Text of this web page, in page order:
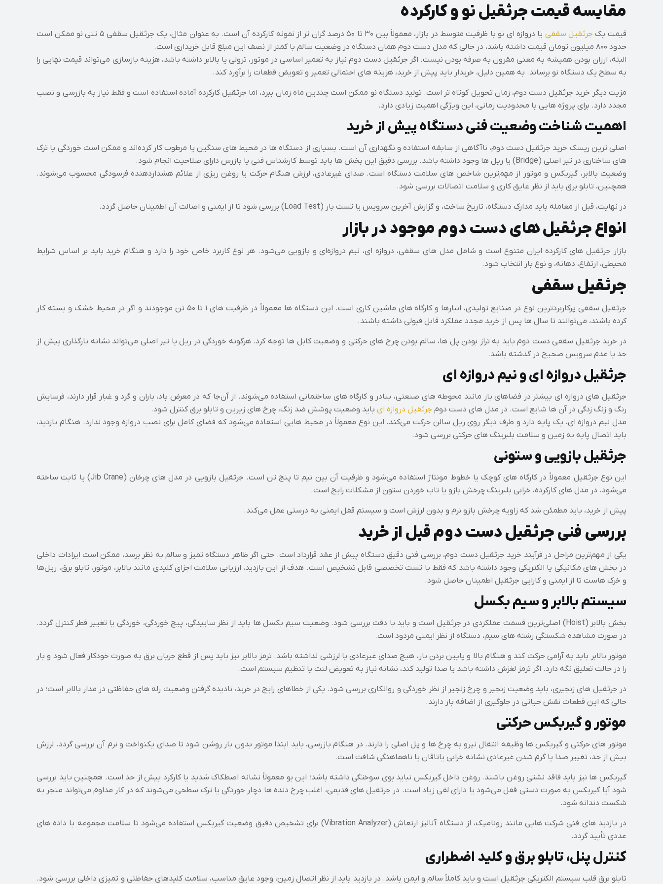
مقایسه قیمت جرثقیل نو و کارکرده
قیمت یکجرثقیل سقفی
یا دروازه‌ ای نو با ظرفیت متوسط در بازار، معمولاً بین ۳۰ تا ۵۰ درصد گران‌ تر از نمونه‌ کارکرده‌ آن است. به‌ عنوان مثال، یک جرثقیل سقفی ۵ تنی نو ممکن است
حدود ۸۰۰ میلیون تومان قیمت داشته باشد، در حالی‌ که مدل دست دوم همان دستگاه در وضعیت سالم با کمتر از نصف این مبلغ قابل خریداری است.
البته، ارزان بودن همیشه به معنی مقرون‌ به‌ صرفه بودن نیست. اگر جرثقیل دست دوم نیاز به تعمیر اساسی در موتور، ترولی یا بالابر داشته باشد، هزینه بازسازی می‌تواند قیمت نهایی را
به سطح یک دستگاه نو برساند. به همین دلیل، خریدار باید پیش از خرید، هزینه‌ های احتمالی تعمیر و تعویض قطعات را برآورد کند.
مزیت دیگر خرید جرثقیل دست دوم، زمان تحویل کوتاه‌ تر است. تولید دستگاه نو ممکن است چندین ماه زمان ببرد، اما جرثقیل کارکرده آماده استفاده است و فقط نیاز به بازرسی و نصب
مجدد دارد. برای پروژه‌ هایی با محدودیت زمانی، این ویژگی اهمیت زیادی دارد.
اهمیت شناخت وضعیت فنی دستگاه پیش از خرید
اصلی‌ ترین ریسک خرید جرثقیل دست دوم، ناآگاهی از سابقه استفاده و نگهداری آن است. بسیاری از دستگاه‌ ها در محیط‌ های سنگین یا مرطوب کار کرده‌اند و ممکن است خوردگی یا ترک‌
های ساختاری در تیر اصلی (Bridge) یا ریل‌ ها وجود داشته باشد. بررسی دقیق این بخش‌ ها باید توسط کارشناس فنی یا بازرس دارای صلاحیت انجام شود.
وضعیت بالابر، گیربکس و موتور از مهم‌ترین شاخص‌ های سلامت دستگاه است. صدای غیرعادی، لرزش هنگام حرکت یا روغن‌ ریزی از علائم هشداردهنده فرسودگی محسوب می‌شوند.
همچنین، تابلو برق باید از نظر عایق‌ کاری و سلامت اتصالات بررسی شود.
در نهایت، قبل از معامله باید مدارک دستگاه، تاریخ ساخت، و گزارش آخرین سرویس یا تست بار (Load Test) بررسی شود تا از ایمنی و اصالت آن اطمینان حاصل گردد.
انواع جرثقیل‌ های دست دوم موجود در بازار
بازار جرثقیل‌ های کارکرده ایران متنوع است و شامل مدل‌ های سقفی، دروازه‌ ای، نیم‌ دروازه‌ای و بازویی می‌شود. هر نوع کاربرد خاص خود را دارد و هنگام خرید باید بر اساس شرایط
محیطی، ارتفاع، دهانه، و نوع بار انتخاب شود.
جرثقیل سقفی
جرثقیل سقفی پرکاربردترین نوع در صنایع تولیدی، انبارها و کارگاه‌ های ماشین‌ کاری است. این دستگاه‌ ها معمولاً در ظرفیت‌ های ۱ تا ۵۰ تن موجودند و اگر در محیط خشک و بسته کار
کرده باشند، می‌توانند تا سال‌ ها پس از خرید مجدد عملکرد قابل قبولی داشته باشند.
در خرید جرثقیل سقفی دست دوم باید به تراز بودن پل‌ ها، سالم بودن چرخ‌ های حرکتی و وضعیت کابل‌ ها توجه کرد. هرگونه خوردگی در ریل یا تیر اصلی می‌تواند نشانه‌ بارگذاری بیش از
حد یا عدم سرویس صحیح در گذشته باشد.
جرثقیل دروازه‌ ای و نیم‌ دروازه‌ ای
جرثقیل‌ های دروازه‌ ای بیشتر در فضاهای باز مانند محوطه‌ های صنعتی، بنادر و کارگاه‌ های ساختمانی استفاده می‌شوند. از آن‌جا که در معرض باد، باران و گرد و غبار قرار دارند، فرسایش
رنگ و زنگ‌ زدگی در آن‌ ها شایع است. در مدل‌ های دست دوم جرثقیل دروازه ای باید وضعیت پوشش ضد زنگ، چرخ‌ های زیرین و تابلو برق کنترل شود.
مدل نیم‌ دروازه‌ ای، یک پایه دارد و طرف دیگر روی ریل سالن حرکت می‌کند. این نوع معمولاً در محیط‌ هایی استفاده می‌شود که فضای کامل برای نصب دروازه وجود ندارد. هنگام بازدید،
باید اتصال پایه به زمین و سلامت بلبرینگ‌ های حرکتی بررسی شود.
جرثقیل بازویی و ستونی
این نوع جرثقیل معمولاً در کارگاه‌ های کوچک یا خطوط مونتاژ استفاده می‌شود و ظرفیت آن بین نیم تا پنج تن است. جرثقیل بازویی در مدل‌ های چرخان (Jib Crane) یا ثابت ساخته
می‌شود. در مدل‌ های کارکرده، خرابی بلبرینگ چرخش بازو یا تاب خوردن ستون از مشکلات رایج است.
پیش از خرید، باید مطمئن شد که زاویه چرخش بازو نرم و بدون لرزش است و سیستم قفل ایمنی به‌ درستی عمل می‌کند.
بررسی فنی جرثقیل دست دوم قبل از خرید
یکی از مهم‌ترین مراحل در فرآیند خرید جرثقیل دست دوم، بررسی فنی دقیق دستگاه پیش از عقد قرارداد است. حتی اگر ظاهر دستگاه تمیز و سالم به نظر برسد، ممکن است ایرادات داخلی
در بخش‌ های مکانیکی یا الکتریکی وجود داشته باشد که فقط با تست تخصصی قابل تشخیص است. هدف از این بازدید، ارزیابی سلامت اجزای کلیدی مانند بالابر، موتور، تابلو برق، ریل‌ها
و خرک‌ هاست تا از ایمنی و کارایی جرثقیل اطمینان حاصل شود.
سیستم بالابر و سیم‌ بکسل
بخش بالابر (Hoist) اصلی‌ترین قسمت عملکردی در جرثقیل است و باید با دقت بررسی شود. وضعیت سیم‌ بکسل‌ ها باید از نظر ساییدگی، پیچ‌ خوردگی، خوردگی یا تغییر قطر کنترل گردد.
در صورت مشاهده شکستگی رشته‌ های سیم، دستگاه از نظر ایمنی مردود است.
موتور بالابر باید به‌ آرامی حرکت کند و هنگام بالا و پایین بردن بار، هیچ صدای غیرعادی یا لرزشی نداشته باشد. ترمز بالابر نیز باید پس از قطع جریان برق به‌ صورت خودکار فعال شود و بار
را در حالت تعلیق نگه دارد. اگر ترمز لغزش داشته باشد یا صدا تولید کند، نشانه‌ نیاز به تعویض لنت یا تنظیم سیستم است.
در جرثقیل‌ های زنجیری، باید وضعیت زنجیر و چرخ‌ زنجیر از نظر خوردگی و روانکاری بررسی شود. یکی از خطاهای رایج در خرید، نادیده گرفتن وضعیت رله‌ های حفاظتی در مدار بالابر است؛ در
حالی‌ که این قطعات نقش حیاتی در جلوگیری از اضافه بار دارند.
موتور و گیربکس حرکتی
موتور های حرکتی و گیربکس‌ ها وظیفه انتقال نیرو به چرخ‌ ها و پل اصلی را دارند. در هنگام بازرسی، باید ابتدا موتور بدون بار روشن شود تا صدای یکنواخت و نرم آن بررسی گردد. لرزش
بیش از حد، تغییر صدا یا گرم شدن غیرعادی نشانه خرابی یاتاقان یا ناهماهنگی شافت است.
گیربکس‌ ها نیز باید فاقد نشتی روغن باشند. روغن داخل گیربکس نباید بوی سوختگی داشته باشد؛ این بو معمولاً نشانه اصطکاک شدید یا کارکرد بیش از حد است. همچنین باید بررسی
شود آیا گیربکس به‌ صورت دستی قفل می‌شود یا دارای لقی زیاد است. در جرثقیل‌ های قدیمی، اغلب چرخ‌ دنده‌ ها دچار خوردگی یا ترک سطحی می‌شوند که در کار مداوم می‌تواند منجر به
شکست دندانه شود.
در بازدید های فنی شرکت‌ هایی مانند رونامیک، از دستگاه آنالیز ارتعاش (Vibration Analyzer) برای تشخیص دقیق وضعیت گیربکس استفاده می‌شود تا سلامت مجموعه با داده‌ های
عددی تأیید گردد.
کنترل پنل، تابلو برق و کلید اضطراری
تابلو برق قلب سیستم الکتریکی جرثقیل است و باید کاملاً سالم و ایمن باشد. در بازدید باید از نظر اتصال زمین، وجود عایق مناسب، سلامت کلیدهای حفاظتی و تمیزی داخلی بررسی شود.